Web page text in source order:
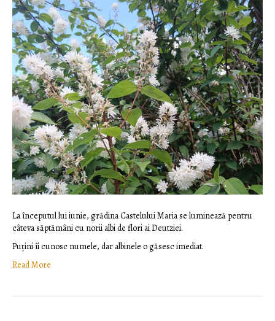
La începutul lui iunie, grădina Castelului Maria se luminează pentru
câteva săptămâni cu norii albi de flori ai Deutziei.
Puțini îi cunosc numele, dar albinele o găsesc imediat.
Read More